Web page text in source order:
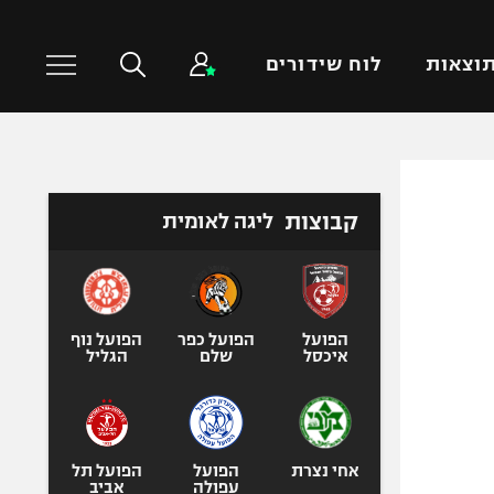
תוצאות לוח שידורים
טניס
כדורעף
אגרוף
ספורט אולימפי
קבוצות ליגה לאומית
הפועל
איכסל
הפועל כפר
שלם
הפועל נוף
הגליל
אחי נצרת
הפועל
עפולה
הפועל תל
אביב